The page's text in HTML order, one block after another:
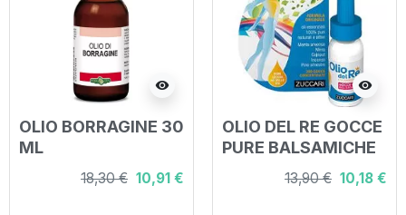
visibility
OLIO BORRAGINE 30
ML
18,30 € 10,91 €
visibility
OLIO DEL RE GOCCE
PURE BALSAMICHE
ASTUCCIO 10 ML
13,90 € 10,18 €